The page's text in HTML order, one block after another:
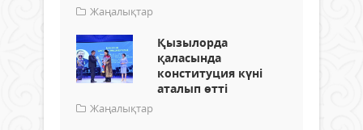
Жаңалықтар
Қызылорда
қаласында
конституция күні
аталып өтті
Жаңалықтар